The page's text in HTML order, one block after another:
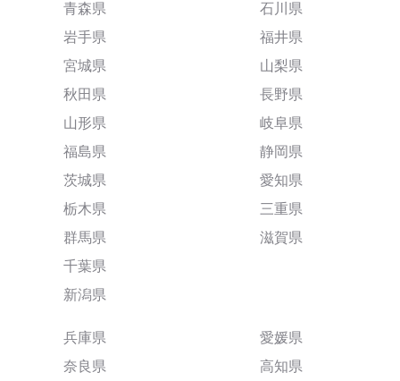
青森県
岩手県
宮城県
秋田県
山形県
福島県
茨城県
栃木県
群馬県
千葉県
新潟県
石川県
福井県
山梨県
長野県
岐阜県
静岡県
愛知県
三重県
滋賀県
兵庫県
奈良県
愛媛県
高知県